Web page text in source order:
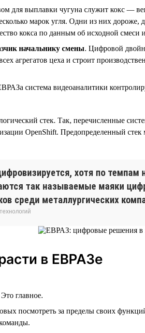
для выплавки чугуна служит кокс —
марок угля. Одни из них дороже,
кокса по данным об исходной
начальнику смены. Цифровой
агрегатов цеха и строит
система видеоаналитики
стек. Так, перечисленные
OpenShift. Предопределенный
хотя по
так называемые маяки
среди металлургических
в ЕВРАЗе
Это главное.
посмотреть за пределы своих